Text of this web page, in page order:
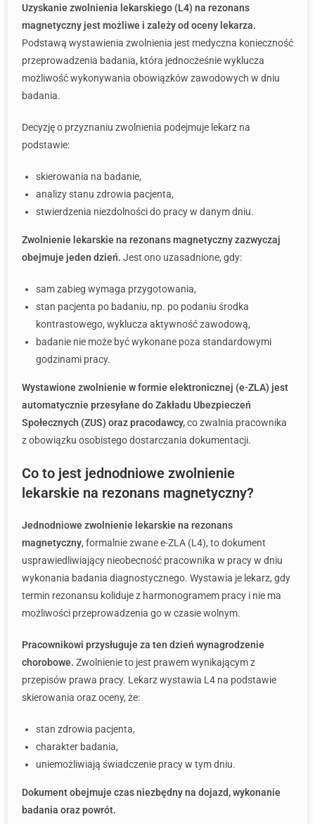
Uzyskanie zwolnienia lekarskiego (L4) na rezonans
magnetyczny jest możliwe i zależy od oceny lekarza.
Podstawą wystawienia zwolnienia jest medyczna konieczność
przeprowadzenia badania, która jednocześnie wyklucza
możliwość wykonywania obowiązków zawodowych w dniu
badania.
Decyzję o przyznaniu zwolnienia podejmuje lekarz na
podstawie:
skierowania na badanie,
analizy stanu zdrowia pacjenta,
stwierdzenia niezdolności do pracy w danym dniu.
Zwolnienie lekarskie na rezonans magnetyczny zazwyczaj
obejmuje jeden dzień. Jest ono uzasadnione, gdy:
sam zabieg wymaga przygotowania,
stan pacjenta po badaniu, np. po podaniu środka
kontrastowego, wyklucza aktywność zawodową,
badanie nie może być wykonane poza standardowymi
godzinami pracy.
Wystawione zwolnienie w formie elektronicznej (e-ZLA) jest
automatycznie przesyłane do Zakładu Ubezpieczeń
Społecznych (ZUS) oraz pracodawcy,co zwalnia pracownika
z obowiązku osobistego dostarczania dokumentacji.
Co to jest jednodniowe zwolnienie
lekarskie na rezonans magnetyczny?
Jednodniowe zwolnienie lekarskie na rezonans
magnetyczny, formalnie zwane e-ZLA (L4), to dokument
usprawiedliwiający nieobecność pracownika w pracy w dniu
wykonania badania diagnostycznego. Wystawia je lekarz, gdy
termin rezonansu koliduje z harmonogramem pracy i nie ma
możliwości przeprowadzenia go w czasie wolnym.
Pracownikowi przysługuje za ten dzień wynagrodzenie
chorobowe. Zwolnienie to jest prawem wynikającym z
przepisów prawa pracy. Lekarz wystawia L4 na podstawie
skierowania oraz oceny, że:
stan zdrowia pacjenta,
charakter badania,
uniemożliwiają świadczenie pracy w tym dniu.
Dokument obejmuje czas niezbędny na dojazd, wykonanie
badania oraz powrót.